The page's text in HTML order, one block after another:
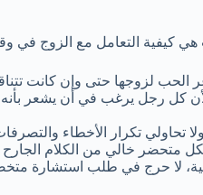
هي كيفية التعامل مع الزوج في
الحب لزوجها حتى وإن كانت
كل رجل يرغب في أن يشعر
تحاولي تكرار الأخطاء
متحضر خالي من الكلام
لا حرج في طلب استشارة